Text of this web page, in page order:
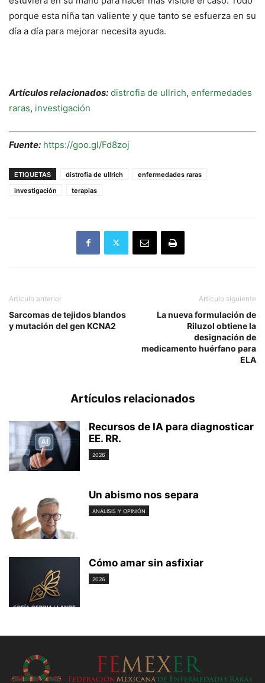
porque esta niña tan valiente y que tanto se esfuerza en su
día a día para mejorar necesita ayuda.
Artículos relacionados: distrofia de ullrich, enfermedades
raras, investigación
Fuente: https://goo.gl/Fd8zoj
ETIQUETAS distrofia de ullrich
enfermedades raras
investigación
terapias
Artículo anterior
Sarcomas de tejidos blandos
y mutación del gen KCNA2
Artículo siguiente
La nueva formulación de
Riluzol obtiene la
designación de
medicamento huérfano para
ELA
Artículos relacionados
Recursos de IA para diagnosticar
EE. RR.
2026
Un abismo nos separa
ANÁLISIS Y OPINIÓN
Cómo amar sin asfixiar
2026